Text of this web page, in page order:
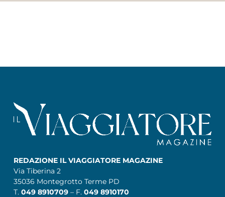
REDAZIONE IL VIAGGIATORE MAGAZINE
Via Tiberina 2
35036 Montegrotto Terme PD
T. 049 8910709 – F. 049 8910170